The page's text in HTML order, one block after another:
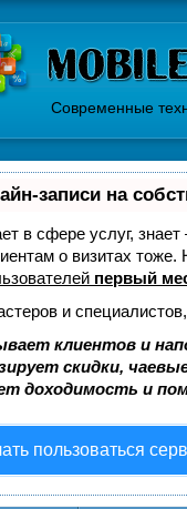
Современные
записи на
в сфере услуг,
о визитах
первый
и
клиентов и
скидки,
доходимость и
пользоваться